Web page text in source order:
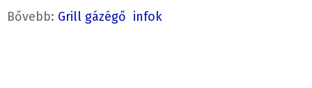
Bővebb: Grill gázégő infok